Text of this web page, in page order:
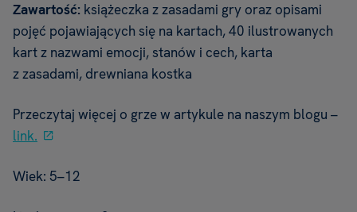
Zawartość: książeczka z zasadami gry oraz opisami
pojęć pojawiających się na kartach, 40 ilustrowanych
kart z nazwami emocji, stanów i cech, karta
z zasadami, drewniana kostka
Przeczytaj więcej o grze w artykule na naszym blogu –
link.
Wiek: 5–12